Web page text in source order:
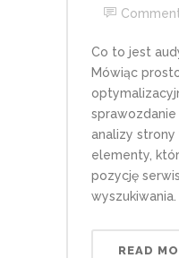
Co to jest
Mówiąc
analizy strony
elementy,
pozycję
wyszukiwania.
READ